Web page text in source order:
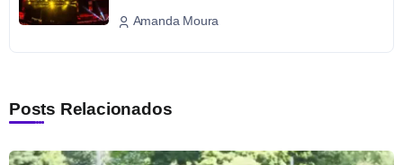
Amanda Moura
Posts Relacionados